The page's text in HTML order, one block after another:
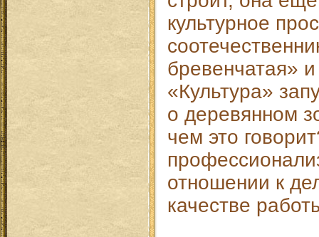
культурное
бревенчатая»
«Культура»
о деревянном
чем это
отношении к
качестве